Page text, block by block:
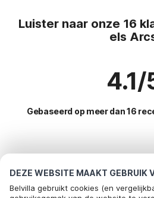
DEZE WEBSITE MAAKT GEBRUIK
Belvilla gebruikt cookies (en
Luister naar onze 16
els
4.1/
Gebaseerd op meer dan 16
vakantie